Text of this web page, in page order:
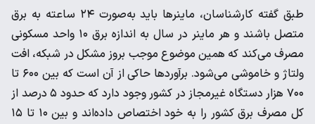
طبق گفته کارشناسان، ماینرها باید به‌صورت ۲۴ ساعته به برق
متصل باشند و هر ماینر در سال به اندازه برق ۱۰ واحد مسکونی
مصرف می‌کند که همین موضوع موجب بروز مشکل در شبکه، افت
ولتاژ و خاموشی می‌شود. برآوردها حاکی از آن است که بین ۶۰۰ تا
۷۰۰ هزار دستگاه غیرمجاز در کشور وجود دارد که حدود ۵ درصد از
کل مصرف برق کشور را به خود اختصاص داده‌اند و بین ۱۰ تا ۱۵